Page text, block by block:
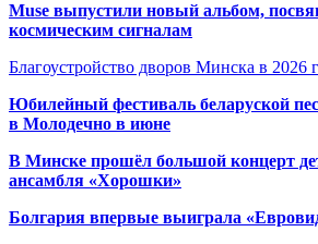
Muse выпустили новый альбом,
космическим сигналам
Благоустройство дворов Минска в 2026
Юбилейный фестиваль беларуской
в Молодечно в июне
В Минске прошёл большой концерт
ансамбля «Хорошки»
Болгария впервые выиграла